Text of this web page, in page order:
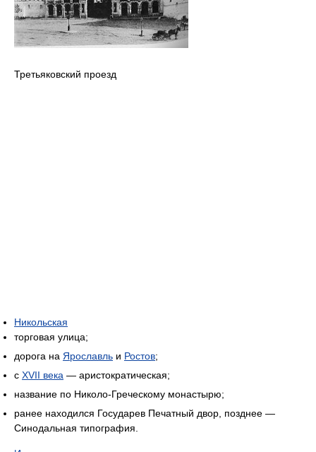
Третьяковский проезд
Никольская
торговая улица;
дорога на Ярославль и Ростов;
с XVII века — аристократическая;
название по Николо-Греческому монастырю;
ранее находился Государев Печатный двор, позднее —
Синодальная типография.